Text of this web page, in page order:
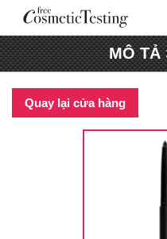
MÔ TẢ
Quay lại cửa hàng